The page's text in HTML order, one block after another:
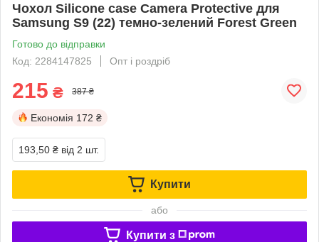
Чохол Silicone case Camera Protective для
Samsung S9 (22) темно-зелений Forest Green
Готово до відправки
Код: 2284147825
Опт і роздріб
215 ₴ 387 ₴
Економія 172 ₴
193,50 ₴ від 2 шт.
Купити
або
Купити з